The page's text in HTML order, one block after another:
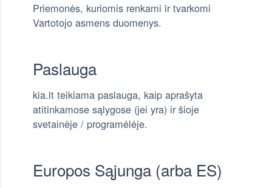
Priemonės, kuriomis renkami ir tvarkomi
Vartotojo asmens duomenys.
Paslauga
kia.lt teikiama paslauga, kaip aprašyta
atitinkamose sąlygose (jei yra) ir šioje
svetainėje / programėlėje.
Europos Sąjunga (arba ES)